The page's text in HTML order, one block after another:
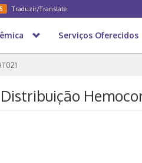
5 Traduzir/Translate
Serviços Oferecidos